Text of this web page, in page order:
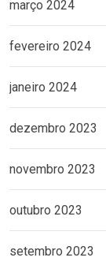
março 2024
fevereiro 2024
janeiro 2024
dezembro 2023
novembro 2023
outubro 2023
setembro 2023